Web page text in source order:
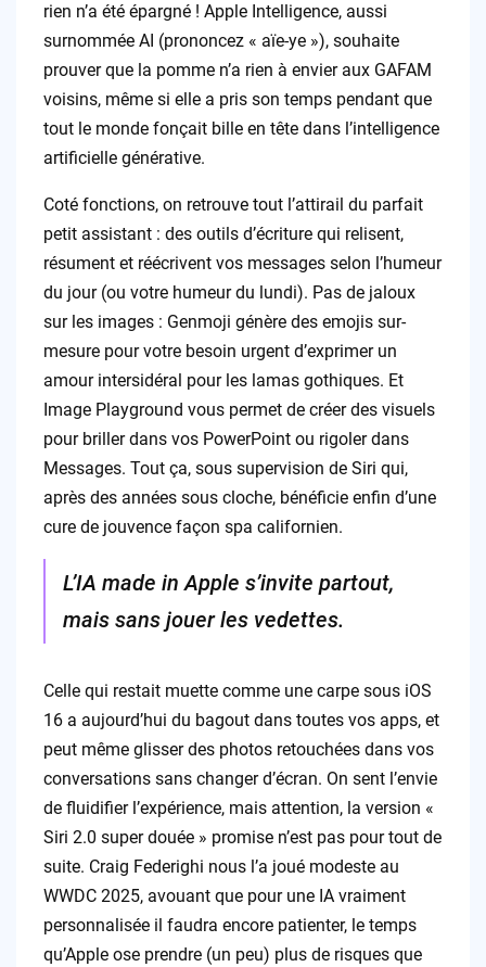
rien n’a été épargné ! Apple Intelligence, aussi
surnommée AI (prononcez « aïe-ye »), souhaite
prouver que la pomme n’a rien à envier aux GAFAM
voisins, même si elle a pris son temps pendant que
tout le monde fonçait bille en tête dans l’intelligence
artificielle générative.
Coté fonctions, on retrouve tout l’attirail du parfait
petit assistant : des outils d’écriture qui relisent,
résument et réécrivent vos messages selon l’humeur
du jour (ou votre humeur du lundi). Pas de jaloux
sur les images : Genmoji génère des emojis sur-
mesure pour votre besoin urgent d’exprimer un
amour intersidéral pour les lamas gothiques. Et
Image Playground vous permet de créer des visuels
pour briller dans vos PowerPoint ou rigoler dans
Messages. Tout ça, sous supervision de Siri qui,
après des années sous cloche, bénéficie enfin d’une
cure de jouvence façon spa californien.
L’IA made in Apple s’invite partout,
mais sans jouer les vedettes.
Celle qui restait muette comme une carpe sous iOS
16 a aujourd’hui du bagout dans toutes vos apps, et
peut même glisser des photos retouchées dans vos
conversations sans changer d’écran. On sent l’envie
de fluidifier l’expérience, mais attention, la version «
Siri 2.0 super douée » promise n’est pas pour tout de
suite. Craig Federighi nous l’a joué modeste au
WWDC 2025, avouant que pour une IA vraiment
personnalisée il faudra encore patienter, le temps
qu’Apple ose prendre (un peu) plus de risques que